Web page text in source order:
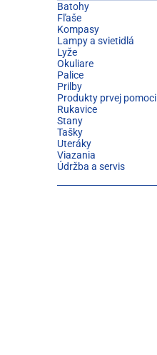
Batohy
Fľaše
Kompasy
Lampy a svietidlá
Lyže
Okuliare
Palice
Prilby
Produkty prvej pomoci
Rukavice
Stany
Tašky
Uteráky
Viazania
Údržba a servis